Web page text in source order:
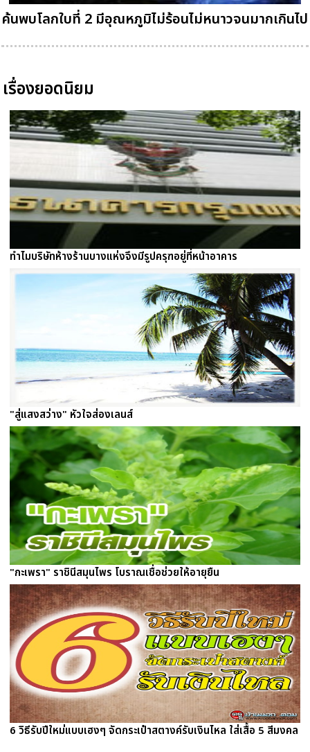
ค้นพบโลกใบที่ 2 มีอุณหภูมิไม่ร้อนไม่หนาวจนมากเกินไป
เรื่องยอดนิยม
ทำไมบริษัทห้างร้านบางแห่งจึงมีรูปครุฑอยู่ที่หน้าอาคาร
"สู่แสงสว่าง" หัวใจส่องเลนส์
"กะเพรา" ราชินีสมุนไพร โบราณเชื่อช่วยให้อายุยืน
6 วิธีรับปีใหม่แบบเฮงๆ จัดกระเป๋าสตางค์รับเงินไหล ใส่เสื้อ 5 สีมงคล